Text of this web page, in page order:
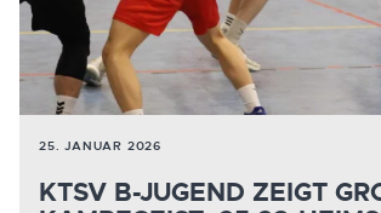
25. JANUAR 2026
KTSV B-JUGEND ZEIGT